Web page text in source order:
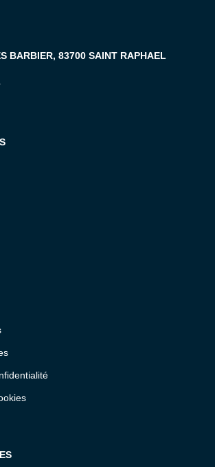
BARBIER, 83700 SAINT RAPHAEL